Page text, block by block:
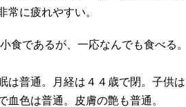
常に疲れやすい。
食であるが、一応なんでも食べる
は普通。月経は４４歳で閉。子供は
血色は普通。皮膚の艶も普通。